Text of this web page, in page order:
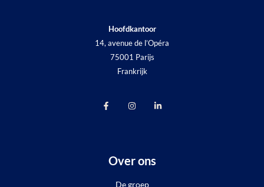
Hoofdkantoor
14, avenue de l’Opéra
75001 Parijs
Frankrijk
Over ons
De groep